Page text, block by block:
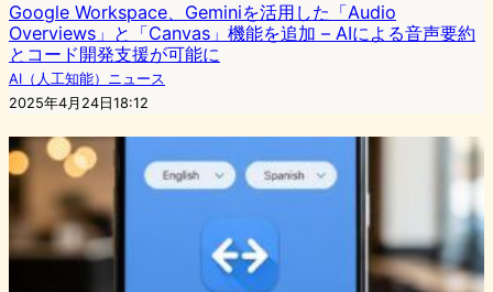
Google Workspace、Geminiを活用した「Audio
Overviews」と「Canvas」機能を追加 – AIによる音声要約
とコード開発支援が可能に
AI（人工知能）ニュース
2025年4月24日18:12